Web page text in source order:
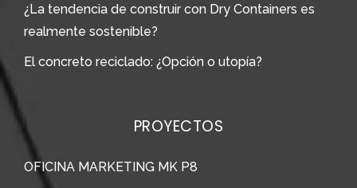
¿La tendencia de construir con Dry Containers es
realmente sostenible?
El concreto reciclado: ¿Opción o utopía?
PROYECTOS
OFICINA MARKETING MK P8